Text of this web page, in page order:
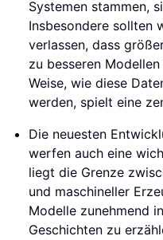
Systemen stammen,
Insbesondere sollten
verlassen, dass
zu besseren
Weise, wie diese
werden, spielt eine
Die neuesten
werfen auch eine
liegt die Grenze
und maschineller
Modelle zunehmend
Geschichten zu